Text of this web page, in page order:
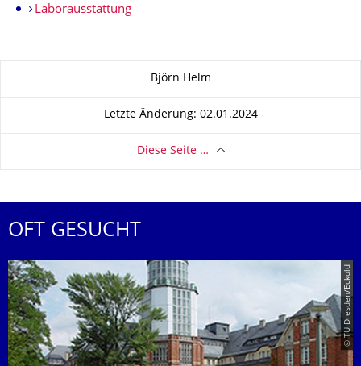
Laborausstattung
Björn Helm
Letzte Änderung: 02.01.2024
Diese Seite …
OFT GESUCHT
© TU Dresden/Eckold